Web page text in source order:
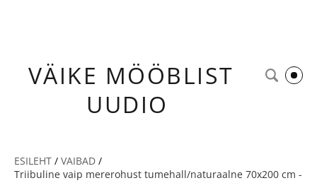
VÄIKE MÖÖBLIST
UUDIO
ESILEHT / VAIBAD /
Triibuline vaip mererohust tumehall/naturaalne 70x200 cm -